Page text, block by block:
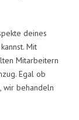
deines
Mit
Mitarbeitern
Egal ob
wir behandeln